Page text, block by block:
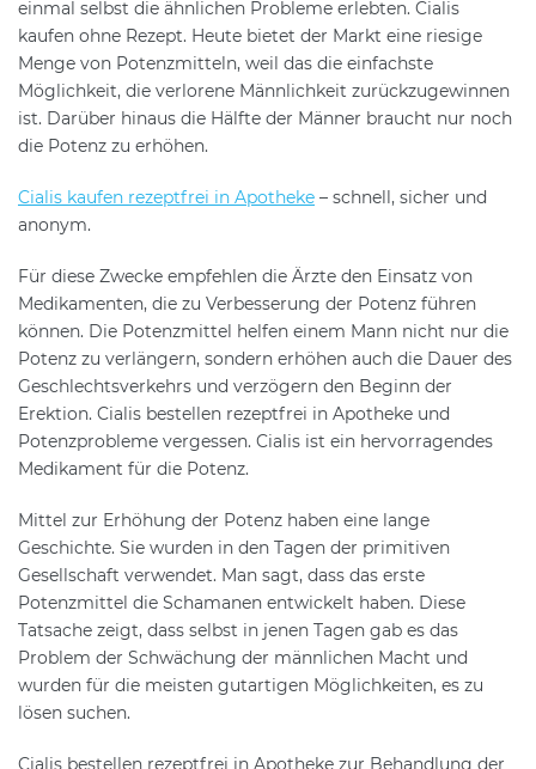
einmal selbst die ähnlichen Probleme erlebten. Cialis
kaufen ohne Rezept. Heute bietet der Markt eine riesige
Menge von Potenzmitteln, weil das die einfachste
Möglichkeit, die verlorene Männlichkeit zurückzugewinnen
ist. Darüber hinaus die Hälfte der Männer braucht nur noch
die Potenz zu erhöhen.
Cialis kaufen rezeptfrei in Apotheke – schnell, sicher und
anonym.
Für diese Zwecke empfehlen die Ärzte den Einsatz von
Medikamenten, die zu Verbesserung der Potenz führen
können. Die Potenzmittel helfen einem Mann nicht nur die
Potenz zu verlängern, sondern erhöhen auch die Dauer des
Geschlechtsverkehrs und verzögern den Beginn der
Erektion. Cialis bestellen rezeptfrei in Apotheke und
Potenzprobleme vergessen. Cialis ist ein hervorragendes
Medikament für die Potenz.
Mittel zur Erhöhung der Potenz haben eine lange
Geschichte. Sie wurden in den Tagen der primitiven
Gesellschaft verwendet. Man sagt, dass das erste
Potenzmittel die Schamanen entwickelt haben. Diese
Tatsache zeigt, dass selbst in jenen Tagen gab es das
Problem der Schwächung der männlichen Macht und
wurden für die meisten gutartigen Möglichkeiten, es zu
lösen suchen.